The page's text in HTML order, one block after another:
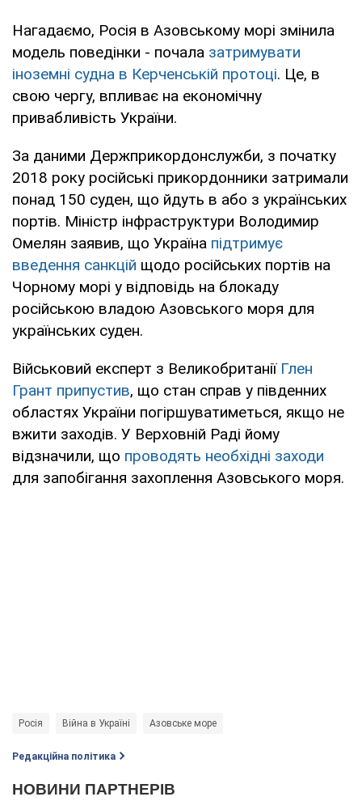
Нагадаємо, Росія в Азовському морі змінила
модель поведінки - почала затримувати
іноземні судна в Керченській протоці. Це, в
свою чергу, впливає на економічну
привабливість України.
За даними Держприкордонслужби, з початку
2018 року російські прикордонники затримали
понад 150 суден, що йдуть в або з українських
портів. Міністр інфраструктури Володимир
Омелян заявив, що Україна підтримує
введення санкцій щодо російських портів на
Чорному морі у відповідь на блокаду
російською владою Азовського моря для
українських суден.
Військовий експерт з Великобританії Глен
Грант припустив, що стан справ у південних
областях України погіршуватиметься, якщо не
вжити заходів. У Верховній Раді йому
відзначили, що проводять необхідні заходи
для запобігання захоплення Азовського моря.
Росія Війна в Україні Азовське море
Редакційна політика